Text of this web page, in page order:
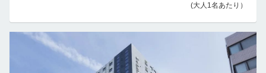
(大人1名あたり）